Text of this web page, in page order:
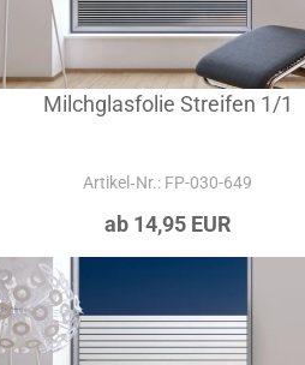
Milchglasfolie Streifen 1/1
Artikel‑Nr.: FP-030-649
ab 14,95 EUR